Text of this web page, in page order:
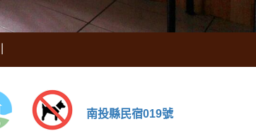
南投縣民宿019號